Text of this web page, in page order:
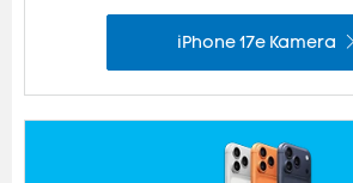
iPhone 17e Kamera